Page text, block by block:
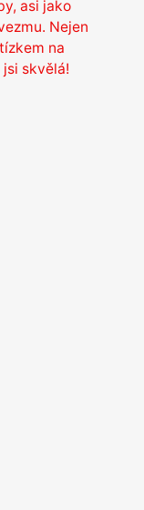
asi jako
Nejen
na
skvělá!